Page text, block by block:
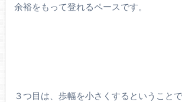
余裕をもって登れるペースです。
３つ目は、歩幅を小さくするということで